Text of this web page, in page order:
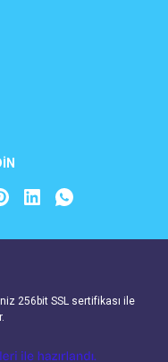
256bit SSL sertifikası ile
e-